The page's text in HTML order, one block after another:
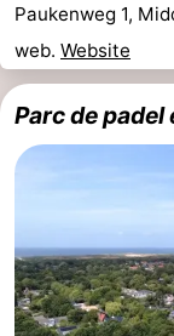
Paukenweg 1,
web. Website
Parc de padel